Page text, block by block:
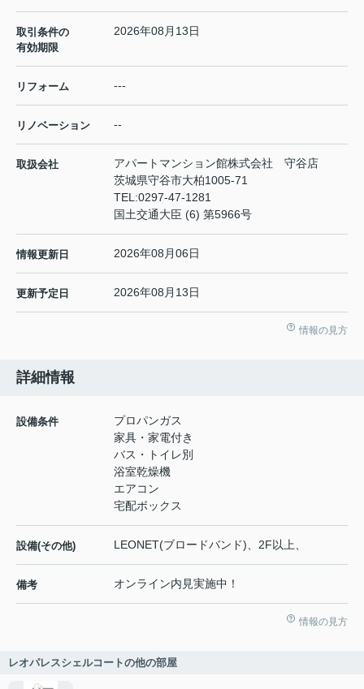
取引条件の
有効期限
2026年08月13日
リフォーム ---
リノベーション --
取扱会社
アパートマンション館株式会社 守谷店
茨城県守谷市大柏1005-71
TEL:0297-47-1281
国土交通大臣 (6) 第5966号
情報更新日 2026年08月06日
更新予定日 2026年08月13日
情報の見方
詳細情報
設備条件
プロパンガス
家具・家電付き
バス・トイレ別
浴室乾燥機
エアコン
宅配ボックス
設備(その他) LEONET(ブロードバンド)、2F以上、
備考 オンライン内見実施中！
情報の見方
レオパレスシェルコートの他の部屋